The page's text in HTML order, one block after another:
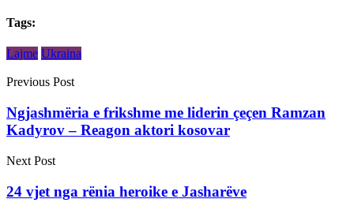
Tags:
Lajme Ukraina
Previous Post
Ngjashmëria e frikshme me liderin çeçen Ramzan
Kadyrov – Reagon aktori kosovar
Next Post
24 vjet nga rënia heroike e Jasharëve